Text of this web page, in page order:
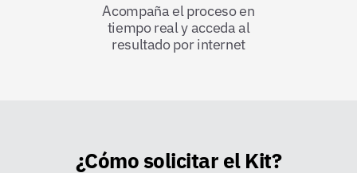
Acompaña el proceso en
tiempo real y acceda al
resultado por internet
¿Cómo solicitar el Kit?